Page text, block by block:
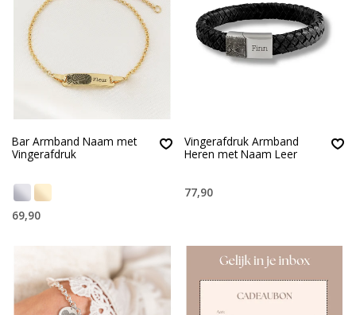
Bar Armband Naam met
Vingerafdruk
69,90
Vingerafdruk Armband
Heren met Naam Leer
77,90